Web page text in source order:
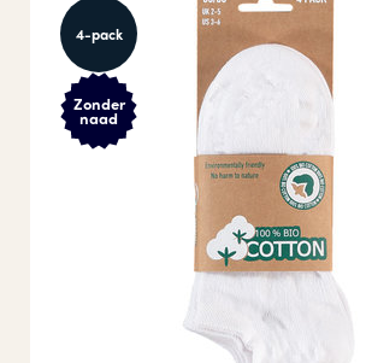
4-pack
Zonder
naad